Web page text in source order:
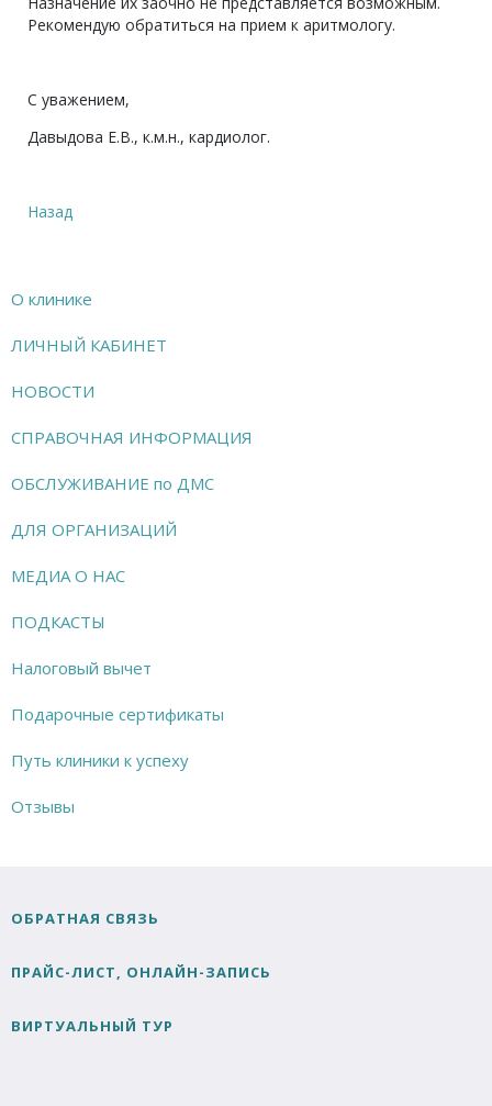
Рекомендую обратиться на прием к аритмологу.
С уважением,
Давыдова Е.В., к.м.н., кардиолог.
Назад
О клинике
ЛИЧНЫЙ КАБИНЕТ
НОВОСТИ
СПРАВОЧНАЯ ИНФОРМАЦИЯ
ОБСЛУЖИВАНИЕ по ДМС
ДЛЯ ОРГАНИЗАЦИЙ
МЕДИА О НАС
ПОДКАСТЫ
Налоговый вычет
Подарочные сертификаты
Путь клиники к успеху
Отзывы
ОБРАТНАЯ СВЯЗЬ
ПРАЙС-ЛИСТ, ОНЛАЙН-ЗАПИСЬ
ВИРТУАЛЬНЫЙ ТУР